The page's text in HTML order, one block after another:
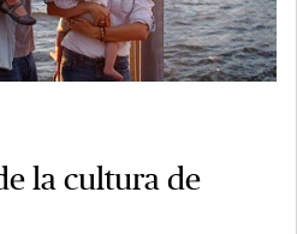
la cultura de